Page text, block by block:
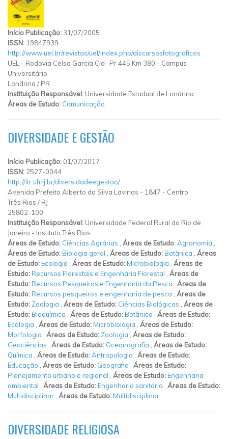
Início Publicação: 31/07/2005
ISSN: 19847939
http://www.uel.br/revistas/uel/index.php/discursosfotograficos
UEL - Rodo­via Celso Garcia Cid- Pr 445 Km 380 - Campus
Universitário
Londrina / PR
Instituição Responsável: Universidade Estadual de Londrina
Áreas de Estudo: Comunicação
DIVERSIDADE E GESTÃO
Início Publicação: 01/07/2017
ISSN: 2527-0044
http://itr.ufrrj.br/diversidadeegestao/
Avenida Prefeito Alberto da Silva Lavinas - 1847 - Centro
Três Rios / RJ
25802-100
Instituição Responsável: Universidade Federal Rural do Rio de
Janeiro - Instituto Três Rios
Áreas de Estudo: Ciências Agrárias Áreas de Estudo:Agronomia
Áreas de Estudo:Biologia geral Áreas de Estudo:Botânica
Áreas
de Estudo:Ecologia Áreas de Estudo:Microbiologia
Áreas de
Estudo:Recursos Florestais e Engenharia Florestal
Áreas de
Estudo:Recursos Pesqueiros e Engenharia da Pesca
Áreas de
Estudo:Recursos pesqueiros e engenharia de pesca
Áreas de
Estudo: Zoologia Áreas de Estudo: Ciências Biológicas
Áreas de
Estudo:Bioquímica Áreas de Estudo:Botânica
Áreas de Estudo:
Ecologia
Áreas de Estudo:Microbiologia
Áreas de Estudo:
Morfologia
Áreas de Estudo: Zoologia
Áreas de Estudo:
Geociências
Áreas de Estudo: Oceanografia
Áreas de Estudo:
Química
Áreas de Estudo:Antropologia
Áreas de Estudo:
Educação
Áreas de Estudo: Geografia
Áreas de Estudo:
Planejamento urbano e regional
Áreas de Estudo:Engenharia
ambiental
Áreas de Estudo:Engenharia sanitária
Áreas de Estudo:
Multidisciplinar Áreas de Estudo:Multidisciplinar
DIVERSIDADE RELIGIOSA